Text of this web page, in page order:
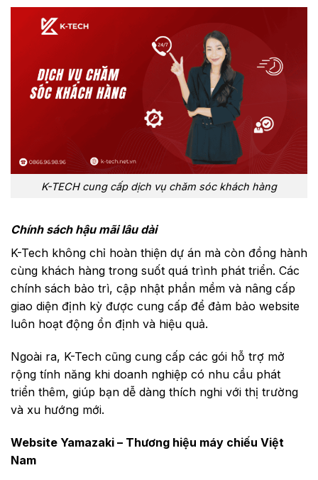
K-TECH cung cấp dịch vụ chăm sóc khách hàng
Chính sách hậu mãi lâu dài
K-Tech không chỉ hoàn thiện dự án mà còn đồng hành
cùng khách hàng trong suốt quá trình phát triển. Các
chính sách bảo trì, cập nhật phần mềm và nâng cấp
giao diện định kỳ được cung cấp để đảm bảo website
luôn hoạt động ổn định và hiệu quả.
Ngoài ra, K-Tech cũng cung cấp các gói hỗ trợ mở
rộng tính năng khi doanh nghiệp có nhu cầu phát
triển thêm, giúp bạn dễ dàng thích nghi với thị trường
và xu hướng mới.
Website Yamazaki – Thương hiệu máy chiếu Việt
Nam